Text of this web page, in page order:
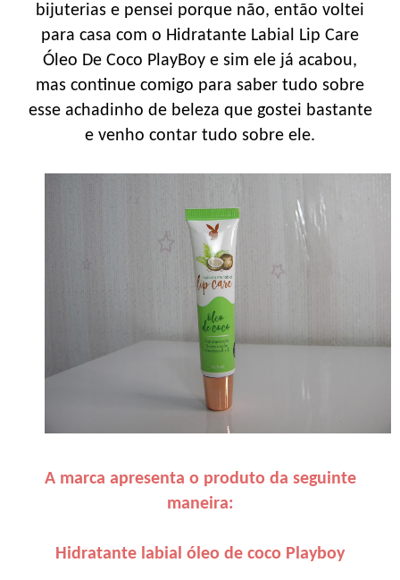
bijuterias e pensei porque não, então voltei
para casa com o Hidratante Labial Lip Care
Óleo De Coco PlayBoy e sim ele já acabou,
mas continue comigo para saber tudo sobre
esse achadinho de beleza que gostei bastante
e venho contar tudo sobre ele.
A marca apresenta o produto da seguinte
maneira:
Hidratante labial óleo de coco Playboy